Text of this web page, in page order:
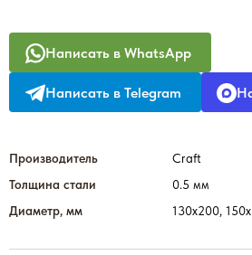
Написать в WhatsApp
Написать в Telegram
Производитель
Craft
Толщина стали
0.5 мм
Диаметр, мм
130х200,